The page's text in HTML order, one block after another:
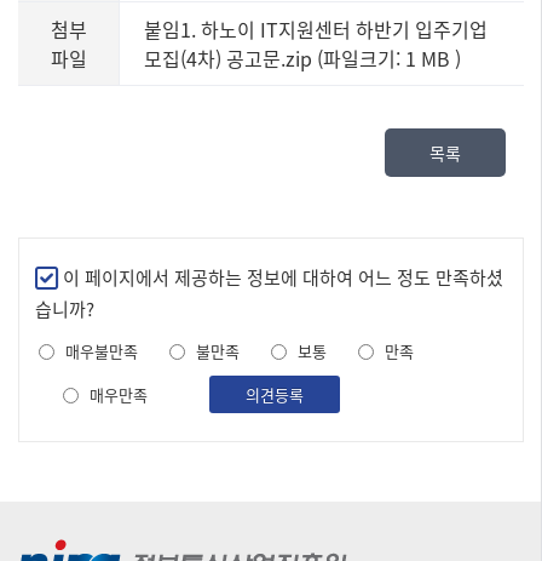
첨부
파일
붙임1. 하노이 IT지원센터 하반기 입주기업
모집(4차) 공고문.zip (파일크기: 1 MB )
목록
만
족
도
조
이 페이지에서 제공하는 정보에 대하여 어느 정도 만족하셨
습니까?
매우불만족 불만족 보통
만족
매우만족
의견등록